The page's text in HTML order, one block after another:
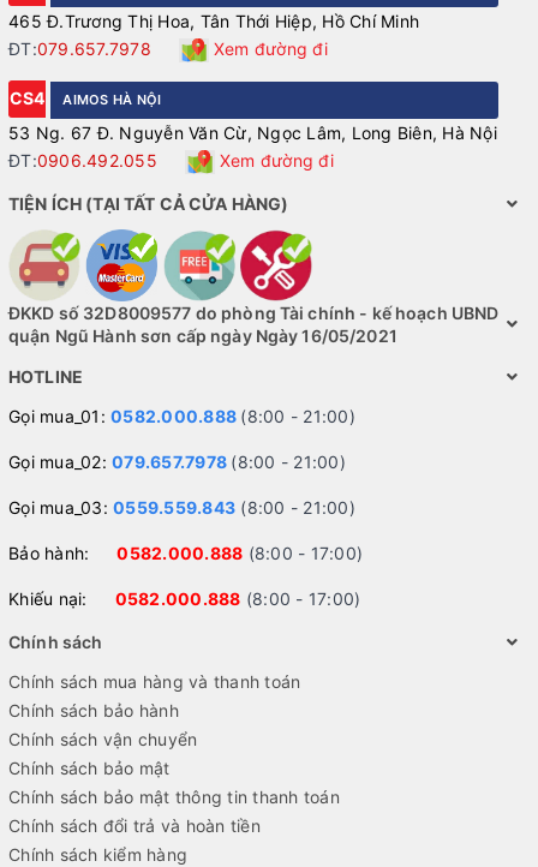
465 Đ.Trương Thị Hoa, Tân Thới Hiệp, Hồ Chí Minh
ĐT:079.657.7978 Xem đường đi
CS4 AIMOS HÀ NỘI
53 Ng. 67 Đ. Nguyễn Văn Cừ, Ngọc Lâm, Long Biên, Hà Nội
ĐT:0906.492.055 Xem đường đi
TIỆN ÍCH (TẠI TẤT CẢ CỬA HÀNG)
ĐKKD số 32D8009577 do phòng Tài chính - kế hoạch UBND
quận Ngũ Hành sơn cấp ngày Ngày 16/05/2021
HOTLINE
Gọi mua_01: 0582.000.888 (8:00 - 21:00)
Gọi mua_02: 079.657.7978 (8:00 - 21:00)
Gọi mua_03: 0559.559.843 (8:00 - 21:00)
Bảo hành:0582.000.888 (8:00 - 17:00)
Khiếu nại: 0582.000.888 (8:00 - 17:00)
Chính sách
Chính sách mua hàng và thanh toán
Chính sách bảo hành
Chính sách vận chuyển
Chính sách bảo mật
Chính sách bảo mật thông tin thanh toán
Chính sách đổi trả và hoàn tiền
Chính sách kiểm hàng